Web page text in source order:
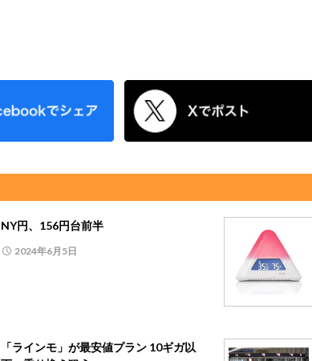
NY円、156円台前半
2024年6月5日
「ラインモ」が最安値プラン 10ギガ以